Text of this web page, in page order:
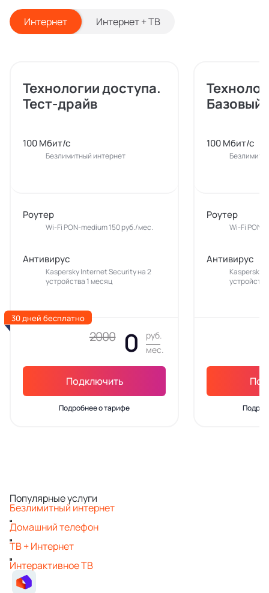
Интернет Интернет + ТВ
Технологии доступа.
Тест-драйв
100 Мбит/с
Безлимитный интернет
Роутер
Wi-Fi PON-medium 150 руб./мес.
Антивирус
Kaspersky Internet Security на 2
устройства 1 месяц
2000 0
руб.
мес.
Подключить
Подробнее о тарифе
30 дней бесплатно
Базовый
100 Мбит/с
Роутер
Wi-Fi PON-
Антивирус
Kaspersky
Популярные услуги
Безлимитный интернет
Домашний телефон
ТВ + Интернет
Интерактивное ТВ